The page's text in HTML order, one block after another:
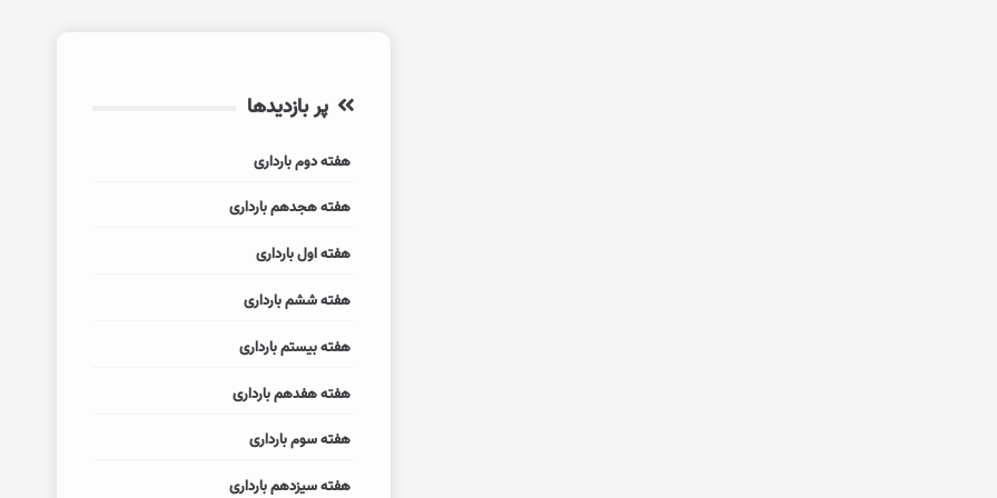
پر بازدیدها
هفته دوم بارداری
هفته هجدهم بارداری
هفته اول بارداری
هفته ششم بارداری
هفته بیستم بارداری
هفته هفدهم بارداری
هفته سوم بارداری
هفته سیزدهم بارداری